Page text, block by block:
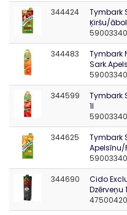
344424
Tymbark
Ķiršu/
344483
Tymbark
344599
Tymbark
1l
344625
Tymbark
Apelsīnu/
344690
Cido
Dzērveņu